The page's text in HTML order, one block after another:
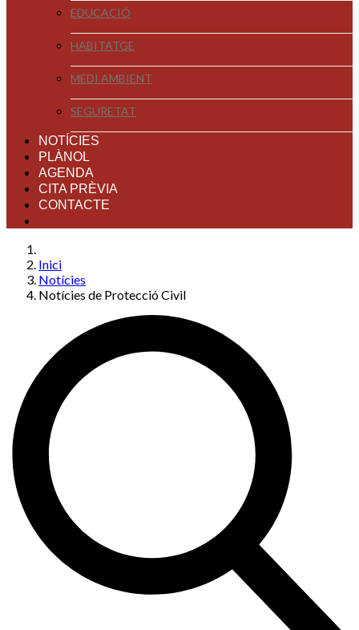
EDUCACIÓ
HABITATGE
MEDI AMBIENT
SEGURETAT
NOTÍCIES
PLÀNOL
AGENDA
CITA PRÈVIA
CONTACTE
Inici
Notícies
Notícies de Protecció Civil